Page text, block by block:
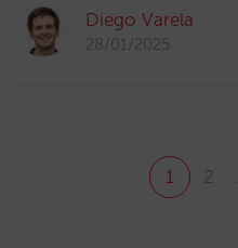
Diego Varela
28/01/2025
1 2